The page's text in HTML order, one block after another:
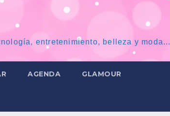
entretenimiento, belleza y moda...
AGENDA GLAMOUR